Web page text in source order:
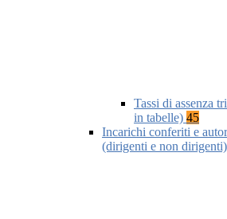
Tassi di assenza
in tabelle) 45
Incarichi conferiti e
(dirigenti e non dirigenti)